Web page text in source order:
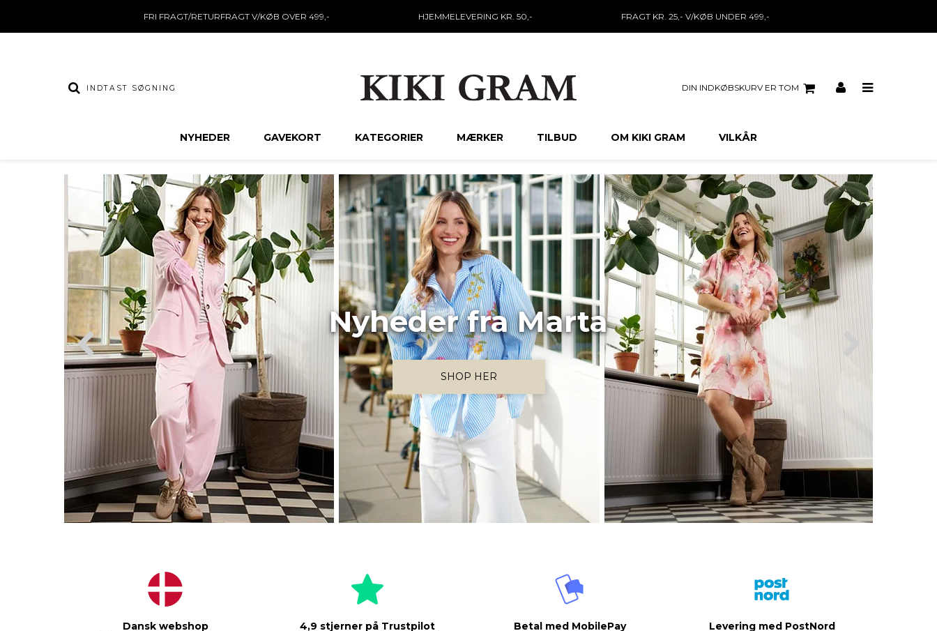
FRI FRAGT/RETURFRAGT V/KØB OVER 499,- HJEMMELEVERING KR. 50,- FRAGT KR. 25,- V/KØB UNDER 499,-
DIN INDKØBSKURV ER TOM
NYHEDER GAVEKORT KATEGORIER MÆRKER TILBUD OM KIKI GRAM VILKÅR
Nyheder fra Marta
SHOP HER
Dansk webshop
4,9 stjerner på Trustpilot
Betal med MobilePay
Levering med PostNord